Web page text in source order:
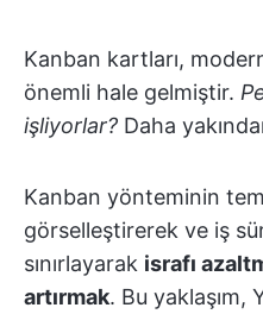
Kanban kartları,
önemli hale gelmiştir.
işliyorlar? Daha
Kanban yönteminin
görselleştirerek ve iş
sınırlayarak israfı
artırmak. Bu yaklaşım,